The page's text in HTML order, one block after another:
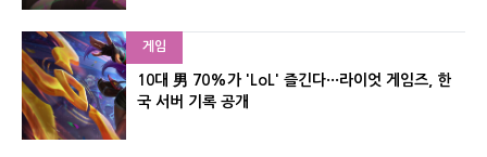
게임
10대 男 70%가 'LoL' 즐긴다···라이엇 게임즈, 한
국 서버 기록 공개